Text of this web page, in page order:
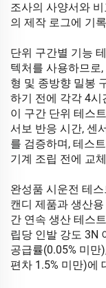
조사의 사양서와
의 제작 로그에 기
단위 구간별 기능
텍처를 사용하므로
형 및 종방향 밀봉
하기 전에 각각 4
이 구간 단위 테스
서보 반응 시간, 센
를 검증하며, 테스
기계 조립 전에 교
완성품 시운전 테
캔디 제품과 생산
간 연속 생산 테스
립당 인발 강도 3N
공급률(0.05% 미
편차 1.5% 미만)에